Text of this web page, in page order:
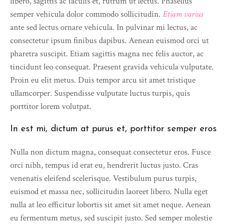
semper vehicula dolor commodo sollicitudin. Etiam varius
ante sed lectus ornare vehicula. In pulvinar mi lectus, ac
consectetur ipsum finibus dapibus. Aenean euismod orci ut
pharetra suscipit. Etiam sagittis magna nec felis auctor, ac
tincidunt leo consequat. Praesent gravida vehicula vulputate.
Proin eu elit metus. Duis tempor arcu sit amet tristique
ullamcorper. Suspendisse vulputate luctus turpis, quis
porttitor lorem volutpat.
In est mi, dictum at purus et, porttitor semper eros
Nulla non dictum magna, consequat consectetur eros. Fusce
orci nibh, tempus id erat eu, hendrerit luctus justo. Cras
venenatis eleifend scelerisque. Vestibulum purus turpis,
euismod et massa nec, sollicitudin laoreet libero. Nulla eget
nulla at leo efficitur lobortis sit amet sit amet neque. Aenean
eu fermentum metus, sed suscipit justo. Sed semper molestie